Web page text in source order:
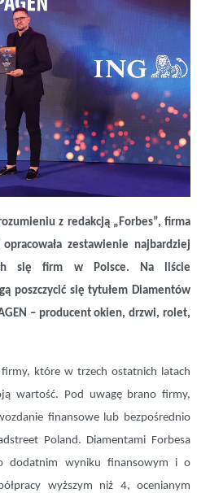
z redakcją „Forbes”, firma
zestawienie najbardziej
się firm w Polsce. Na liście
poszczycić się tytułem Diamentów
– producent okien, drzwi, rolet,
firmy, które w trzech ostatnich latach
wartość. Pod uwagę brano firmy,
finansowe lub bezpośrednio
Poland. Diamentami Forbesa
o dodatnim wyniku finansowym i o
wyższym niż 4, ocenianym